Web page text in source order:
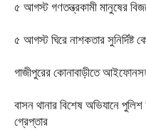
৫ আগস্ট গণতন্ত্রকামী মানুষের
৫ আগস্ট ঘিরে নাশকতার সুনির্দিষ্ট
গাজীপুরের কোনাবাড়ীতে
বাসন থানার বিশেষ অভিযানে
গ্রেপ্তার